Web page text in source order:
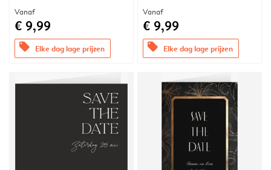
Vanaf
€ 9,99
offers Elke dag lage prijzen
Vanaf
€ 9,99
offers Elke dag lage prijzen